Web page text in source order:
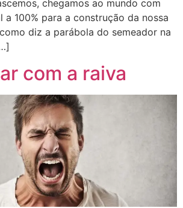
chegamos ao mundo com
a 100% para a construção da nossa
diz a parábola do semeador na
com a raiva